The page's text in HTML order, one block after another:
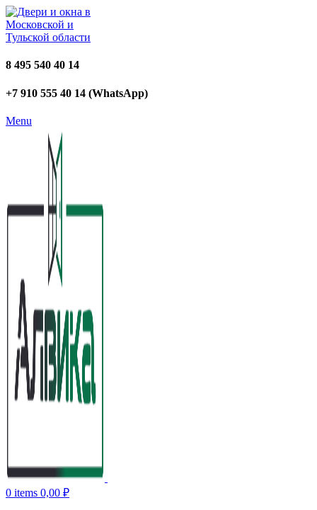
8 495 540 40 14
+7 910 555 40 14 (WhatsApp)
Menu
0 items 0,00 ₽